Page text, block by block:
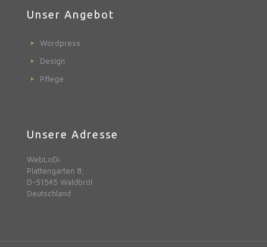
Unser Angebot
Wordpress
Design
Pflege
Unsere Adresse
WebLoDi
Plattengarten 8,
D-51545 Waldbröl
Deutschland